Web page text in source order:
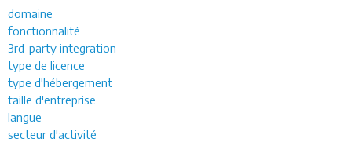
domaine
fonctionnalité
3rd-party integration
type de licence
type d'hébergement
taille d'entreprise
langue
secteur d'activité